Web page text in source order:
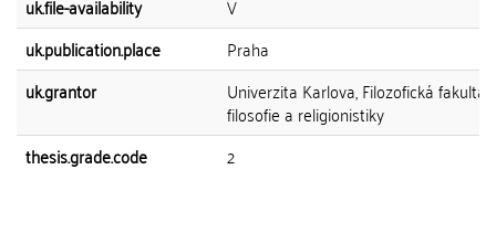
uk.file-availability
V
uk.publication.place
Praha
uk.grantor
Univerzita Karlova, Filozofická fakulta,
filosofie a religionistiky
thesis.grade.code
2